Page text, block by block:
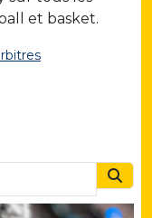
et basket.